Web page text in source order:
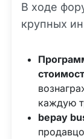
В ходе
крупных
каждую
bepay